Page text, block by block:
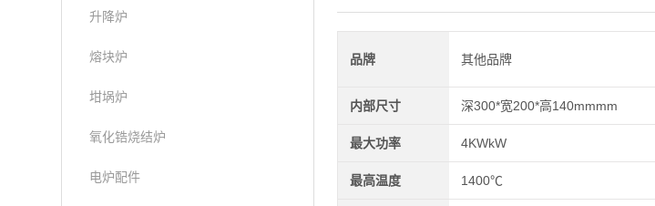
品牌 其他品牌
内部尺寸 深300*宽200*高140mmmm
最大功率 4KWkW
最高温度 1400℃
升降炉
熔块炉
坩埚炉
氧化锆烧结炉
电炉配件